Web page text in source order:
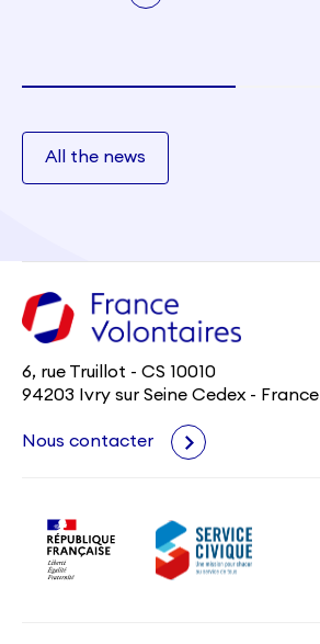
All the news
6, rue Truillot - CS 10010
94203 Ivry sur Seine Cedex - France
Nous contacter